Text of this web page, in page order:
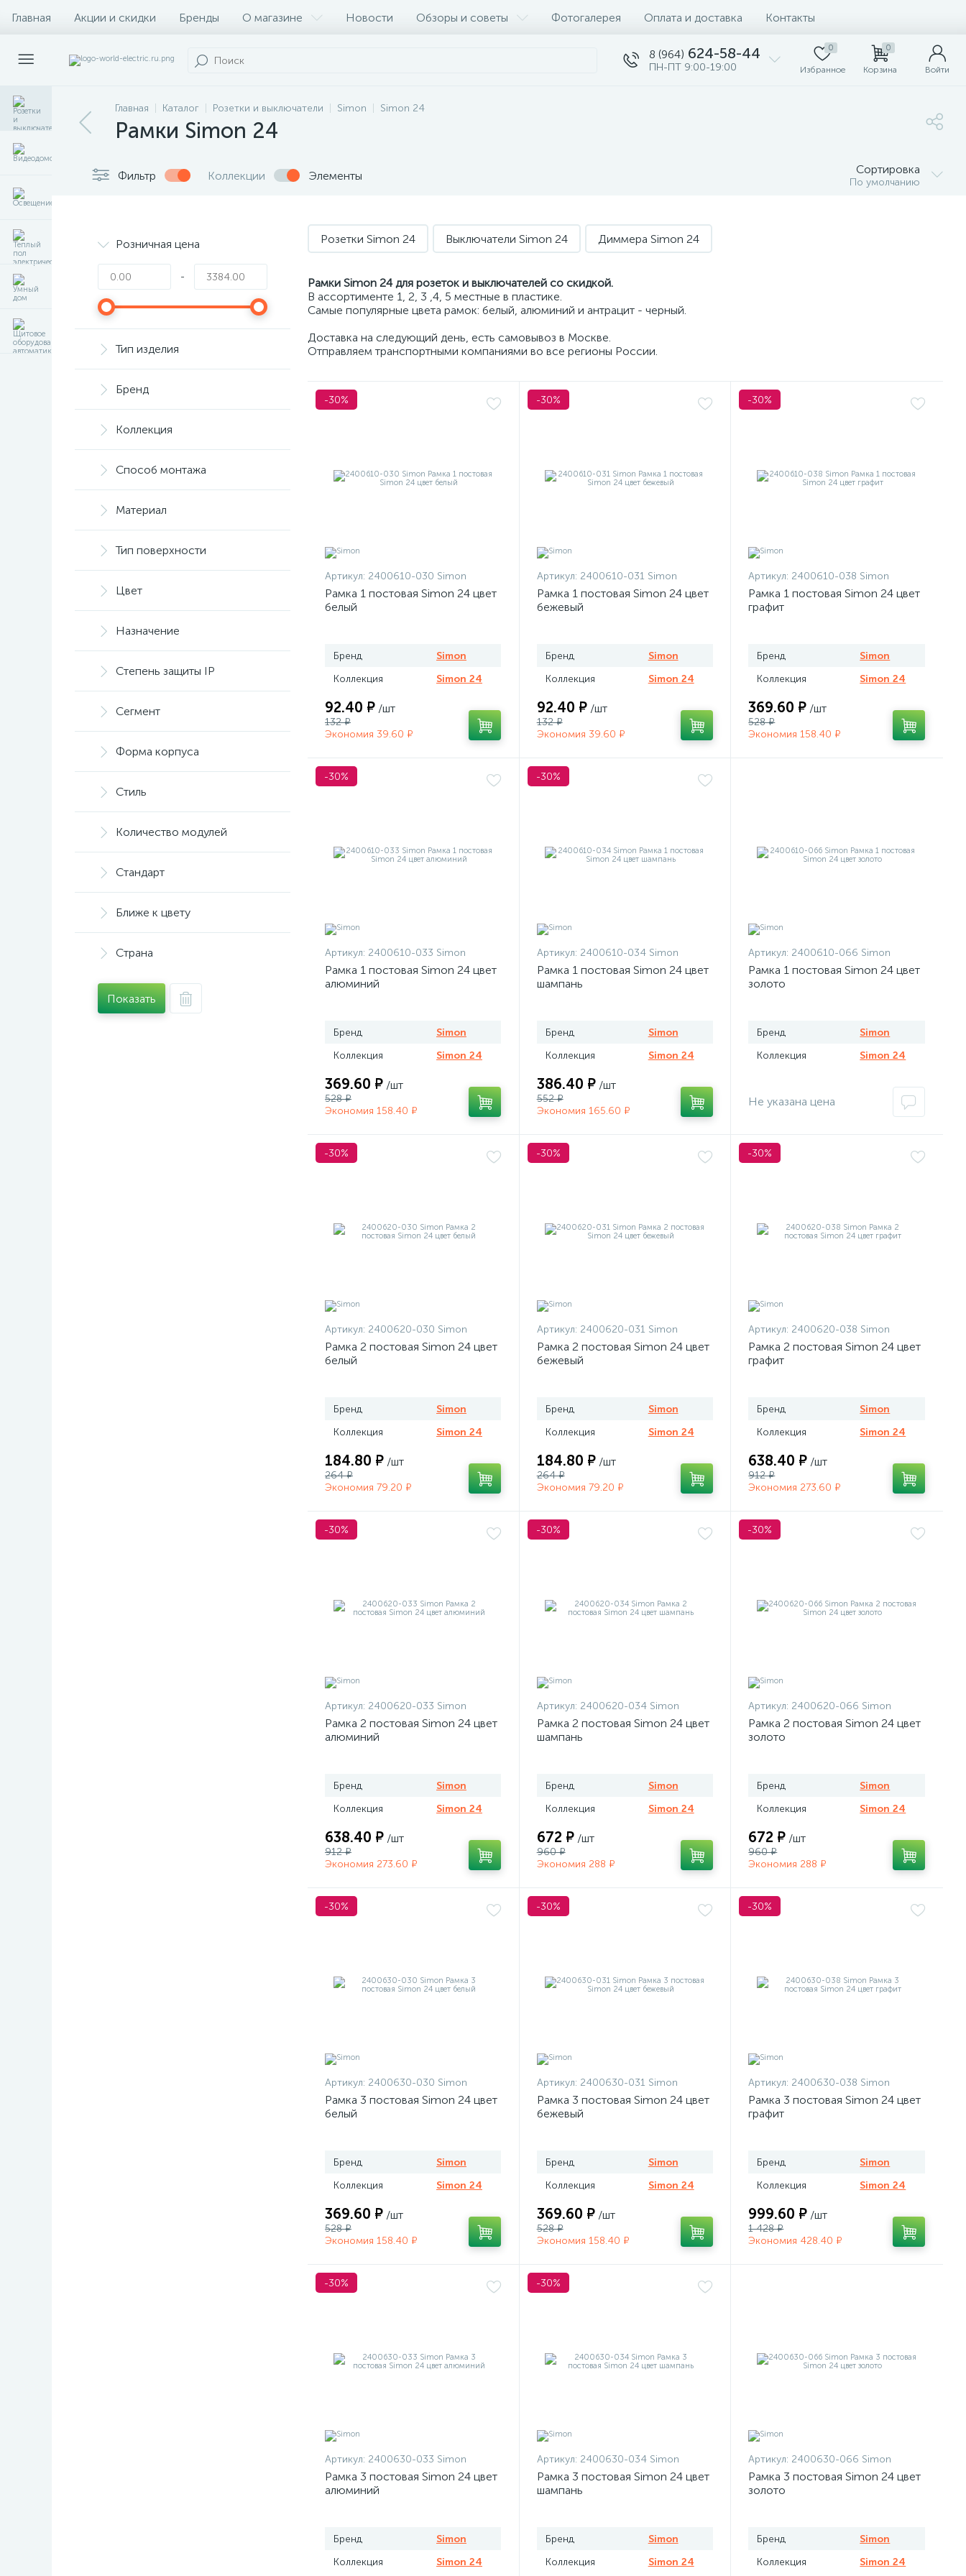
Главная Акции и скидки Бренды О магазине Новости Обзоры и советы Фотогалерея Оплата и доставка Контакты
8 (964) 624-58-44
ПН-ПТ 9:00-19:00
0
Избранное
0
Корзина Войти
Главная Каталог Розетки и выключатели Simon Simon 24
Рамки Simon 24
Фильтр Коллекции Элементы Сортировка
По умолчанию
Розничная цена
-
Тип изделия
Бренд
Коллекция
Способ монтажа
Материал
Тип поверхности
Цвет
Назначение
Степень защиты IP
Сегмент
Форма корпуса
Стиль
Количество модулей
Стандарт
Ближе к цвету
Страна
Показать
Розетки Simon 24 Выключатели Simon 24 Диммера Simon 24
Рамки Simon 24 для розеток и выключателей со скидкой.
В ассортименте 1, 2, 3 ,4, 5 местные в пластике.
Самые популярные цвета рамок: белый, алюминий и антрацит - черный.
Доставка на следующий день, есть самовывоз в Москве.
Отправляем транспортными компаниями во все регионы России.
-30%
Артикул: 2400610-030 Simon
Рамка 1 постовая Simon 24 цвет
белый
Бренд
Simon
Коллекция
Simon 24
92.40 ₽ /шт
132 ₽
Экономия 39.60 ₽
-30%
Артикул: 2400610-031 Simon
Рамка 1 постовая Simon 24 цвет
бежевый
Бренд
Simon
Коллекция
Simon 24
92.40 ₽ /шт
132 ₽
Экономия 39.60 ₽
-30%
Артикул: 2400610-038 Simon
Рамка 1 постовая Simon 24 цвет
графит
Бренд
Simon
Коллекция
Simon 24
369.60 ₽ /шт
528 ₽
Экономия 158.40 ₽
-30%
Артикул: 2400610-033 Simon
Рамка 1 постовая Simon 24 цвет
алюминий
Бренд
Simon
Коллекция
Simon 24
369.60 ₽ /шт
528 ₽
Экономия 158.40 ₽
-30%
Артикул: 2400610-034 Simon
Рамка 1 постовая Simon 24 цвет
шампань
Бренд
Simon
Коллекция
Simon 24
386.40 ₽ /шт
552 ₽
Экономия 165.60 ₽
Артикул: 2400610-066 Simon
Рамка 1 постовая Simon 24 цвет
золото
Бренд
Simon
Коллекция
Simon 24
Не указана цена
-30%
Артикул: 2400620-030 Simon
Рамка 2 постовая Simon 24 цвет
белый
Бренд
Simon
Коллекция
Simon 24
184.80 ₽ /шт
264 ₽
Экономия 79.20 ₽
-30%
Артикул: 2400620-031 Simon
Рамка 2 постовая Simon 24 цвет
бежевый
Бренд
Simon
Коллекция
Simon 24
184.80 ₽ /шт
264 ₽
Экономия 79.20 ₽
-30%
Артикул: 2400620-038 Simon
Рамка 2 постовая Simon 24 цвет
графит
Бренд
Simon
Коллекция
Simon 24
638.40 ₽ /шт
912 ₽
Экономия 273.60 ₽
-30%
Артикул: 2400620-033 Simon
Рамка 2 постовая Simon 24 цвет
алюминий
Бренд
Simon
Коллекция
Simon 24
638.40 ₽ /шт
912 ₽
Экономия 273.60 ₽
-30%
Артикул: 2400620-034 Simon
Рамка 2 постовая Simon 24 цвет
шампань
Бренд
Simon
Коллекция
Simon 24
672 ₽ /шт
960 ₽
Экономия 288 ₽
-30%
Артикул: 2400620-066 Simon
Рамка 2 постовая Simon 24 цвет
золото
Бренд
Simon
Коллекция
Simon 24
672 ₽ /шт
960 ₽
Экономия 288 ₽
-30%
Артикул: 2400630-030 Simon
Рамка 3 постовая Simon 24 цвет
белый
Бренд
Simon
Коллекция
Simon 24
369.60 ₽ /шт
528 ₽
Экономия 158.40 ₽
-30%
Артикул: 2400630-031 Simon
Рамка 3 постовая Simon 24 цвет
бежевый
Бренд
Simon
Коллекция
Simon 24
369.60 ₽ /шт
528 ₽
Экономия 158.40 ₽
-30%
Артикул: 2400630-038 Simon
Рамка 3 постовая Simon 24 цвет
графит
Бренд
Simon
Коллекция
Simon 24
999.60 ₽ /шт
1 428 ₽
Экономия 428.40 ₽
-30%
Артикул: 2400630-033 Simon
Рамка 3 постовая Simon 24 цвет
алюминий
Бренд
Simon
Коллекция
Simon 24
-30%
Артикул: 2400630-034 Simon
Рамка 3 постовая Simon 24 цвет
шампань
Бренд
Simon
Коллекция
Simon 24
Артикул: 2400630-066 Simon
Рамка 3 постовая Simon 24 цвет
золото
Бренд
Simon
Коллекция
Simon 24